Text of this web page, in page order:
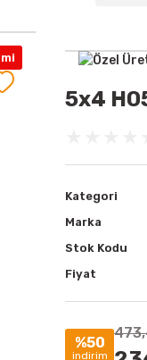
5x4
Kategori
Marka
Stok Kodu
Fiyat
%50
indirim